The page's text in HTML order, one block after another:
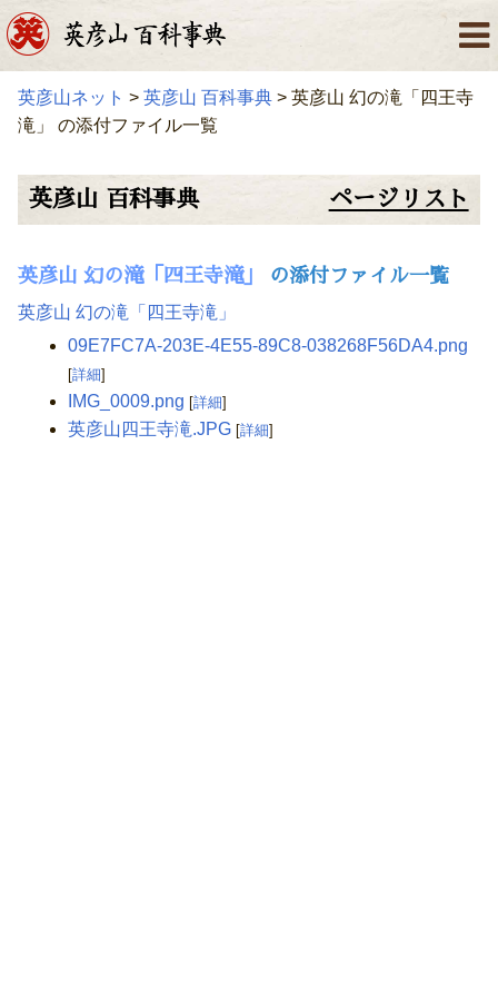
英彦山ネット > 英彦山 百科事典 > 英彦山 幻の滝「四王寺
滝」 の添付ファイル一覧
英彦山 百科事典 ページリスト
英彦山 幻の滝「四王寺滝」 の添付ファイル一覧
英彦山 幻の滝「四王寺滝」
09E7FC7A-203E-4E55-89C8-038268F56DA4.png
[詳細]
IMG_0009.png [詳細]
英彦山四王寺滝.JPG [詳細]